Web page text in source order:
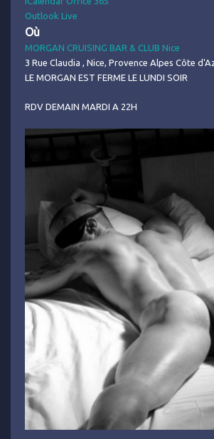
Outlook Live
Où
MORGAN CRUISING BAR & CLUB Nice
3 Rue Claudia , Nice, Provence Alpes Côte
LE MORGAN EST FERME LE LUNDI SOIR
RDV DEMAIN MARDI A 22H